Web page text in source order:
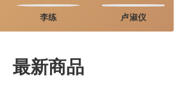
李练 卢淑仪
最新商品